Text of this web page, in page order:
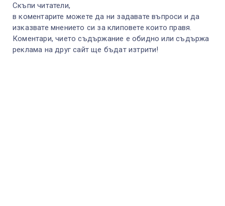
Скъпи читатели,
в коментарите можете да ни задавате въпроси и да
изказвате мнението си за клиповете които правя.
Коментари, чието съдържание е обидно или съдържа
реклама на друг сайт ще бъдат изтрити!